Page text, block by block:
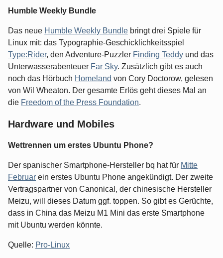
Humble Weekly Bundle
Das neue Humble Weekly Bundle bringt drei Spiele für
Linux mit: das Typographie-Geschicklichkeitsspiel
Type:Rider, den Adventure-Puzzler Finding Teddy und das
Unterwasserabenteuer Far Sky. Zusätzlich gibt es auch
noch das Hörbuch Homeland von Cory Doctorow, gelesen
von Wil Wheaton. Der gesamte Erlös geht dieses Mal an
die Freedom of the Press Foundation.
Hardware und Mobiles
Wettrennen um erstes Ubuntu Phone?
Der spanischer Smartphone-Hersteller bq hat für Mitte
Februar ein erstes Ubuntu Phone angekündigt. Der zweite
Vertragspartner von Canonical, der chinesische Hersteller
Meizu, will dieses Datum ggf. toppen. So gibt es Gerüchte,
dass in China das Meizu M1 Mini das erste Smartphone
mit Ubuntu werden könnte.
Quelle: Pro-Linux